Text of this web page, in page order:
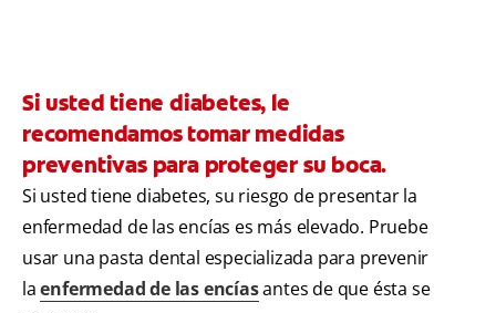
Si usted tiene diabetes, le
recomendamos tomar medidas
preventivas para proteger su boca.
Si usted tiene diabetes, su riesgo de presentar la
enfermedad de las encías es más elevado. Pruebe
usar una pasta dental especializada para prevenir
laenfermedad de las encíasantes de que ésta se